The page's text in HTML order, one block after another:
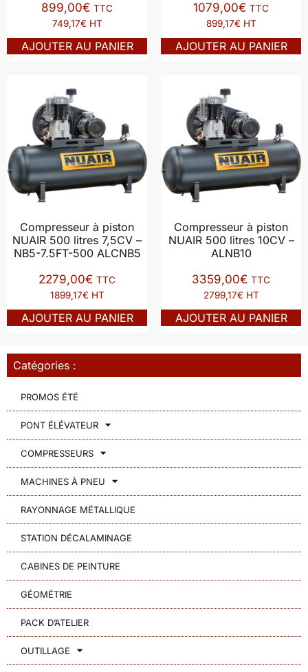
Catégories :
PROMOS ÉTÉ
PONT ÉLÉVATEUR
COMPRESSEURS
MACHINES À PNEU
RAYONNAGE MÉTALLIQUE
STATION DÉCALAMINAGE
CABINES DE PEINTURE
GÉOMÉTRIE
PACK D’ATELIER
OUTILLAGE
899,00€ TTC
749,17€ HT
AJOUTER AU PANIER
1079,00€ TTC
899,17€ HT
AJOUTER AU PANIER
Compresseur à piston
NUAIR 500 litres 7,5CV –
NB5-7.5FT-500 ALCNB5
2279,00€ TTC
1899,17€ HT
AJOUTER AU PANIER
Compresseur à piston
NUAIR 500 litres 10CV –
ALNB10
3359,00€ TTC
2799,17€ HT
AJOUTER AU PANIER